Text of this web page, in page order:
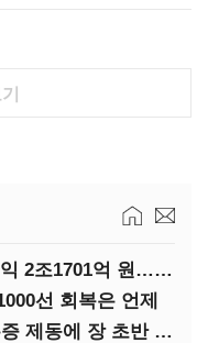
한국투자증권, 상반기 영업이익 2조1701억 원… 전년비 89.1%↑
선 회복은 언제
(특징주)SK디앤디, 금감원 유증 제동에 장 초반 상한가